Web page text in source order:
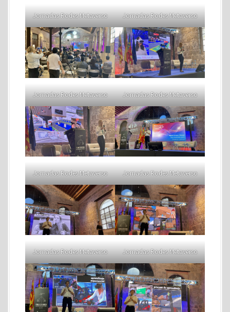
Jornadas Rodes Metaverso Jornadas Rodes Metaverso
Jornadas Rodes Metaverso Jornadas Rodes Metaverso
Jornadas Rodes Metaverso Jornadas Rodes Metaverso
Jornadas Rodes Metaverso Jornadas Rodes Metaverso